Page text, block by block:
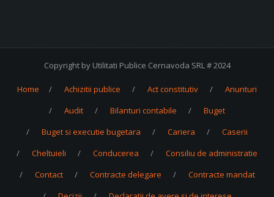
Copyright by Utilitati Publice Cernavoda SRL # 2024
Home Achizitii publice Act constitutiv
Anunturi
Audit
Bilanturi contabile
Buget
Buget si executie bugetara
Cariera
Caserii
Cheltuieli
Conducerea
Consiliu de administratie
Contact
Contracte delegare
Contracte mandat